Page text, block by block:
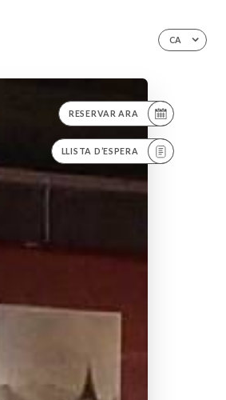
CA
RESERVAR ARA
LLISTA D’ESPERA